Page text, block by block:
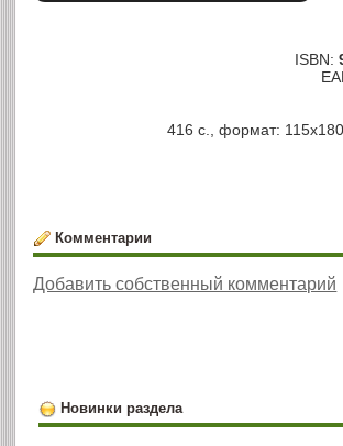
ISBN:
416 с., формат:
Комментарии
Добавить собственный комментарий
Новинки раздела